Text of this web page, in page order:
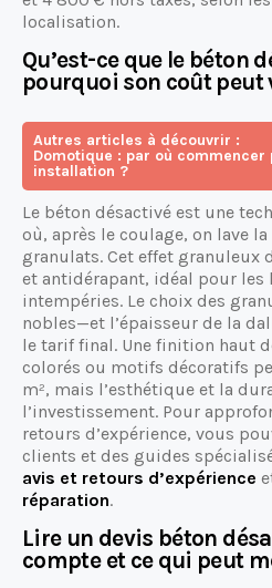
localisation.
Qu’est-ce que le béton
pourquoi son coût peut
Autres articles à découvrir :
Domotique : par où
installation ?
Le béton désactivé est une
où, après le coulage, on lave
granulats. Cet effet granuleux
et antidérapant, idéal pour les
intempéries. Le choix des
nobles—et l’épaisseur de la
le tarif final. Une finition haut
colorés ou motifs décoratifs
m², mais l’esthétique et la
l’investissement. Pour
retours d’expérience, vous
clients et des guides
avis et retours d’expérience
réparation.
Lire un devis béton
compte et ce qui peut